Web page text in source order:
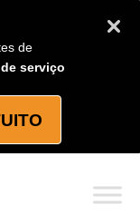
de
serviço